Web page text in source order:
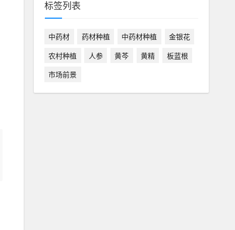
标签列表
中药材 药材种植 中药材种植
金银花
农村种植
人参 黄芩 黄精
板蓝根
市场前景